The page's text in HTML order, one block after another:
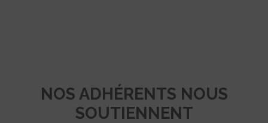
NOS ADHÉRENTS NOUS
SOUTIENNENT